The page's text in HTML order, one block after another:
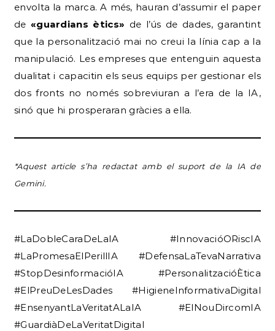
envolta la marca. A més, hauran d’assumir el paper
de «guardians ètics» de l’ús de dades, garantint
que la personalització mai no creui la línia cap a la
manipulació. Les empreses que entenguin aquesta
dualitat i capacitin els seus equips per gestionar els
dos fronts no només sobreviuran a l’era de la IA,
sinó que hi prosperaran gràcies a ella.
*Aquest article s’ha redactat amb el suport de la IA de
Gemini.
#LaDobleCaraDeLaIA #InnovacióORiscIA
#LaPromesaElPerillIA #DefensaLaTevaNarrativa
#StopDesinformacióIA #PersonalitzacióÈtica
#ElPreuDeLesDades #HigieneInformativaDigital
#EnsenyantLaVeritatALaIA #ElNouDircomIA
#GuardiàDeLaVeritatDigital